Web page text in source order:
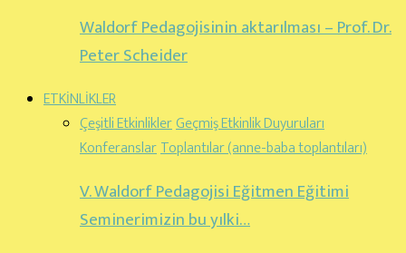
Waldorf Pedagojisinin aktarılması – Prof. Dr.
Peter Scheider
ETKİNLİKLER
Çeşitli EtkinliklerGeçmiş Etkinlik Duyuruları
KonferanslarToplantılar (anne-baba toplantıları)
V. Waldorf Pedagojisi Eğitmen Eğitimi
Seminerimizin bu yılki…